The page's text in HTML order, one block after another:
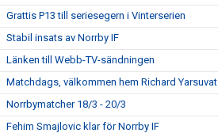
Grattis P13 till seriesegern i Vinterserien
Stabil insats av Norrby IF
Länken till Webb-TV-sändningen
Matchdags, välkommen hem Richard Yarsuvat
Norrbymatcher 18/3 - 20/3
Fehim Smajlovic klar för Norrby IF